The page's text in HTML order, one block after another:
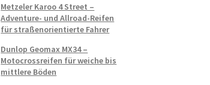
Metzeler Karoo 4 Street –
Adventure- und Allroad-Reifen
für straßenorientierte Fahrer
Dunlop Geomax MX34 –
Motocrossreifen für weiche bis
mittlere Böden